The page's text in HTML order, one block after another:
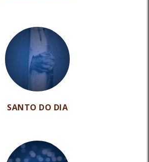
SANTO DO DIA